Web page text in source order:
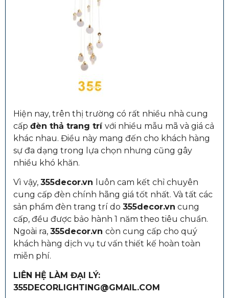
Hiện nay, trên thị trường có rất nhiều nhà cung
cấp đèn thả trang trí với nhiều mẫu mã và giá cả
khác nhau. Điều này mang đến cho khách hàng
sự đa dạng trong lựa chọn nhưng cũng gây
nhiều khó khăn.
Vì vậy, 355decor.vn
luôn cam kết chỉ chuyên
cung cấp đèn chính hãng giá tốt nhất. Và tất các
sản phẩm đèn trang trí do 355decor.vn cung
cấp, đều được bảo hành 1 năm theo tiêu chuẩn.
Ngoài ra, 355decor.vn còn cung cấp cho quý
khách hàng dịch vụ tư vấn thiết kế hoàn toàn
miễn phí.
LIÊN HỆ LÀM ĐẠI LÝ:
355DECORLIGHTING@GMAIL.COM